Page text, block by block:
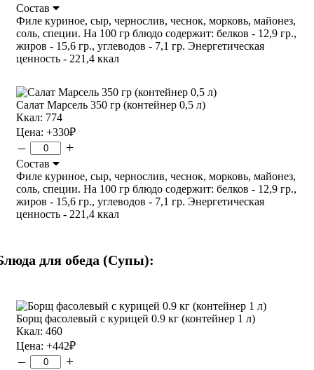
Состав
Филе куриное, сыр, чернослив, чеснок, морковь, майонез,
соль, специи. На 100 гр блюдо содержит: белков - 12,9 гр.,
жиров - 15,6 гр., углеводов - 7,1 гр. Энергетическая
ценность - 221,4 ккал
Салат Марсель 350 гр (контейнер 0,5 л)
Ккал: 774
Цена: +330₽
– +
Состав
Филе куриное, сыр, чернослив, чеснок, морковь, майонез,
соль, специи. На 100 гр блюдо содержит: белков - 12,9 гр.,
жиров - 15,6 гр., углеводов - 7,1 гр. Энергетическая
ценность - 221,4 ккал
для обеда (Супы):
Борщ фасолевый с курицей 0.9 кг (контейнер 1 л)
Ккал: 460
Цена: +442₽
– +